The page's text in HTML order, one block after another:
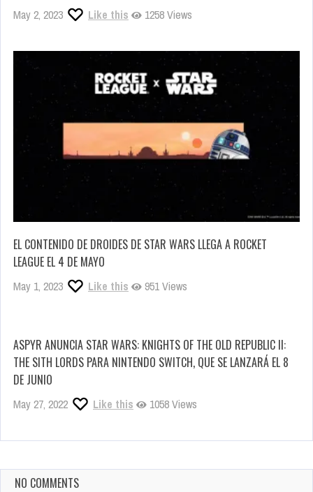
May 2, 2023 Like this 1258 Views
EL CONTENIDO DE DROIDES DE STAR WARS LLEGA A ROCKET
LEAGUE EL 4 DE MAYO
May 1, 2023 Like this 951 Views
ASPYR ANUNCIA STAR WARS: KNIGHTS OF THE OLD REPUBLIC II:
THE SITH LORDS PARA NINTENDO SWITCH, QUE SE LANZARÁ EL 8
DE JUNIO
May 27, 2022 Like this 1058 Views
NO COMMENTS